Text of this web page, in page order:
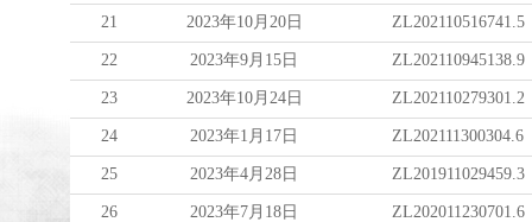
21 2023年10月20日 ZL202110516741.5
22 2023年9月15日 ZL202110945138.9
23 2023年10月24日 ZL202110279301.2
24 2023年1月17日 ZL202111300304.6
25 2023年4月28日 ZL201911029459.3
26 2023年7月18日 ZL202011230701.6